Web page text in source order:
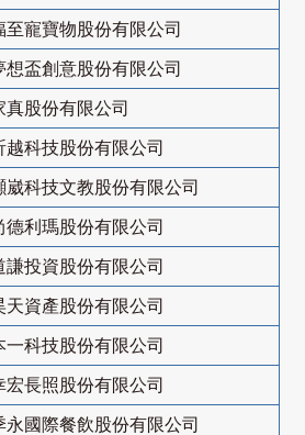
至寵寶物股份有限公司
想盃創意股份有限公司
真股份有限公司
越科技股份有限公司
崴科技文教股份有限公司
德利瑪股份有限公司
謙投資股份有限公司
天資產股份有限公司
一科技股份有限公司
宏長照股份有限公司
永國際餐飲股份有限公司